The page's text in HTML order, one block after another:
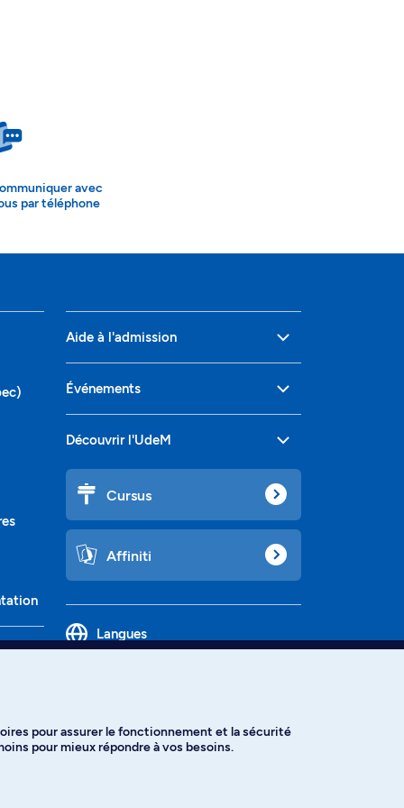
avec
par téléphone
Aide à l'admission
Événements
Découvrir l'UdeM
Cursus
Affiniti
Langues
pour assurer le fonctionnement et la sécurité
pour mieux répondre à vos besoins.